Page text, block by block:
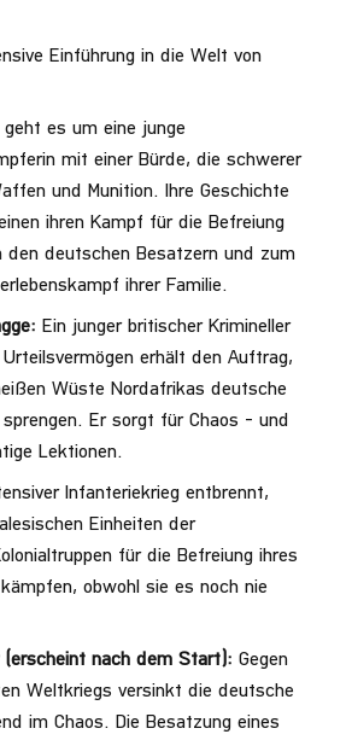
Einführung in die Welt von
geht es um eine junge
mit einer Bürde, die schwerer
und Munition. Ihre Geschichte
ihren Kampf für die Befreiung
den deutschen Besatzern und zum
ihrer Familie.
Ein junger britischer Krimineller
erhält den Auftrag,
Wüste Nordafrikas deutsche
Er sorgt für Chaos – und
Lektionen.
Infanteriekrieg entbrennt,
Einheiten der
für die Befreiung ihres
kämpfen, obwohl sie es noch nie
(erscheint nach dem Start): Gegen
Weltkriegs versinkt die deutsche
im Chaos. Die Besatzung eines